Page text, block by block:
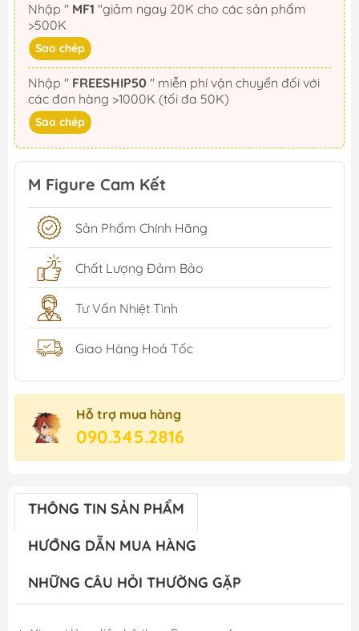
Nhập " MF1
>500K
Sao chép
Nhập " FREESHIP50
các đơn hàng >1000K (tối đa 50K)
Sao chép
M Figure Cam Kết
Sản Phẩm Chính Hãng
Chất Lượng Đảm Bảo
Tư Vấn Nhiệt Tình
Giao Hàng Hoả Tốc
Hỗ trợ mua hàng
090.345.2816
THÔNG TIN SẢN PHẨM
HƯỚNG DẪN MUA HÀNG
NHỮNG CÂU HỎI THƯỜNG GẶP